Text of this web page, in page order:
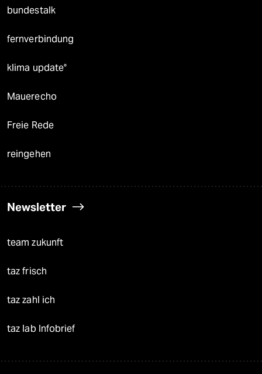
bundestalk
fernverbindung
klima update°
Mauerecho
Freie Rede
reingehen
Newsletter
team zukunft
taz frisch
taz zahl ich
taz lab Infobrief